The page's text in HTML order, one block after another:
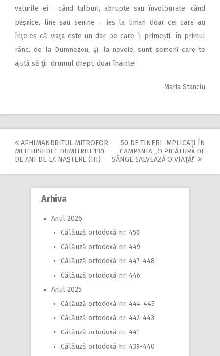
valurile ei ‑ când tulburi, abrupte sau învolburate, când
paşnice, line sau senine ‑, ies la liman doar cei care au
înţeles că viaţa este un dar pe care îl primeşti, în primul
rând, de la Dumnezeu, şi, la nevoie, sunt semeni care te
ajută să ţii drumul drept, doar înainte!
Maria Stanciu
Post
navigation
ARHIMANDRITUL MITROFOR
MELCHISEDEC DUMITRIU 130
DE ANI DE LA NAŞTERE (III)
50 DE TINERI IMPLICAŢI ÎN
CAMPANIA „O PICĂTURĂ DE
SÂNGE SALVEAZĂ O VIAŢĂ!“
Arhiva
Anul 2026
Călăuză ortodoxă nr. 450
Călăuză ortodoxă nr. 449
Călăuză ortodoxă nr. 447-448
Călăuză ortodoxă nr. 446
Anul 2025
Călăuză ortodoxă nr. 444-445
Călăuză ortodoxă nr. 442-443
Călăuză ortodoxă nr. 441
Călăuză ortodoxă nr. 439-440